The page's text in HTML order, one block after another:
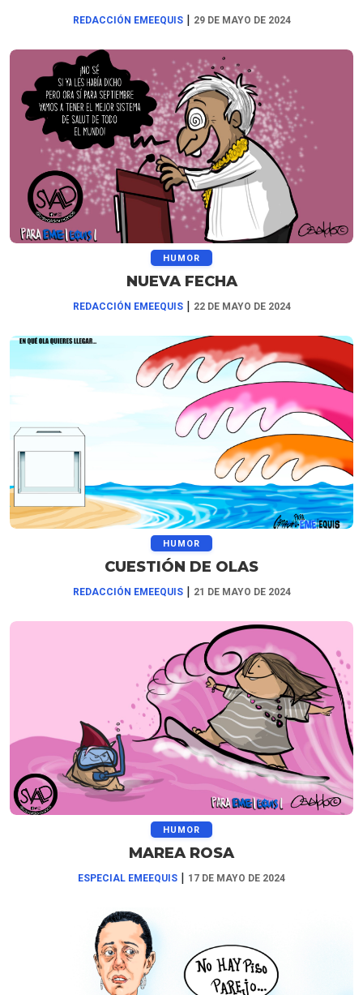
REDACCIÓN EMEEQUIS | 29 DE MAYO DE 2024
HUMOR
NUEVA FECHA
REDACCIÓN EMEEQUIS | 22 DE MAYO DE 2024
HUMOR
CUESTIÓN DE OLAS
REDACCIÓN EMEEQUIS | 21 DE MAYO DE 2024
HUMOR
MAREA ROSA
ESPECIAL EMEEQUIS | 17 DE MAYO DE 2024